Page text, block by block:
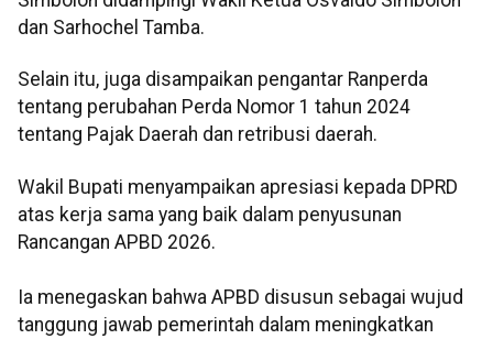
dan Sarhochel Tamba.
Selain itu, juga disampaikan pengantar Ranperda
tentang perubahan Perda Nomor 1 tahun 2024
tentang Pajak Daerah dan retribusi daerah.
Wakil Bupati menyampaikan apresiasi kepada DPRD
atas kerja sama yang baik dalam penyusunan
Rancangan APBD 2026.
Ia menegaskan bahwa APBD disusun sebagai wujud
tanggung jawab pemerintah dalam meningkatkan